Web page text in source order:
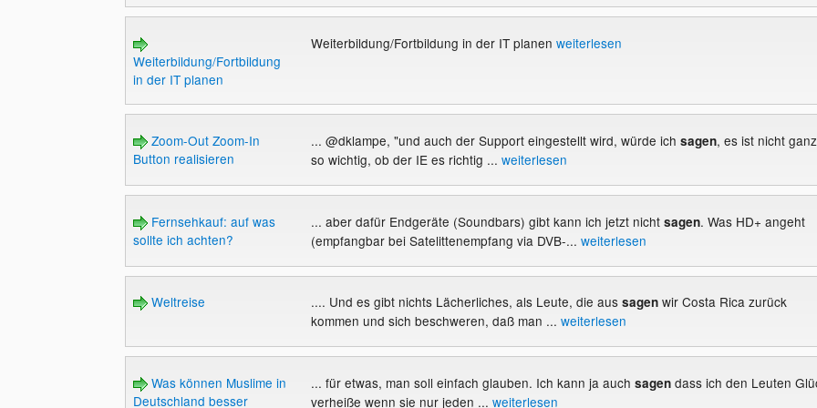
Weiterbildung/Fortbildung
in der IT planen
Weiterbildung/Fortbildung in der IT planen weiterlesen
Zoom-Out Zoom-In
Button realisieren
... @dklampe, "und auch der Support eingestellt wird, würde ich sagen, es ist nicht ganz
so wichtig, ob der IE es richtig ... weiterlesen
Fernsehkauf: auf was
sollte ich achten?
... aber dafür Endgeräte (Soundbars) gibt kann ich jetzt nichtsagen. Was HD+ angeht
(empfangbar bei Satelittenempfang via DVB-... weiterlesen
Weltreise .... Und es gibt nichts Lächerliches, als Leute, die aussagenwir Costa Rica zurück
kommen und sich beschweren, daß man ... weiterlesen
Was können Muslime in
Deutschland besser
... für etwas, man soll einfach glauben. Ich kann ja auch sagendass ich den Leuten
verheiße wenn sie nur jeden ... weiterlesen